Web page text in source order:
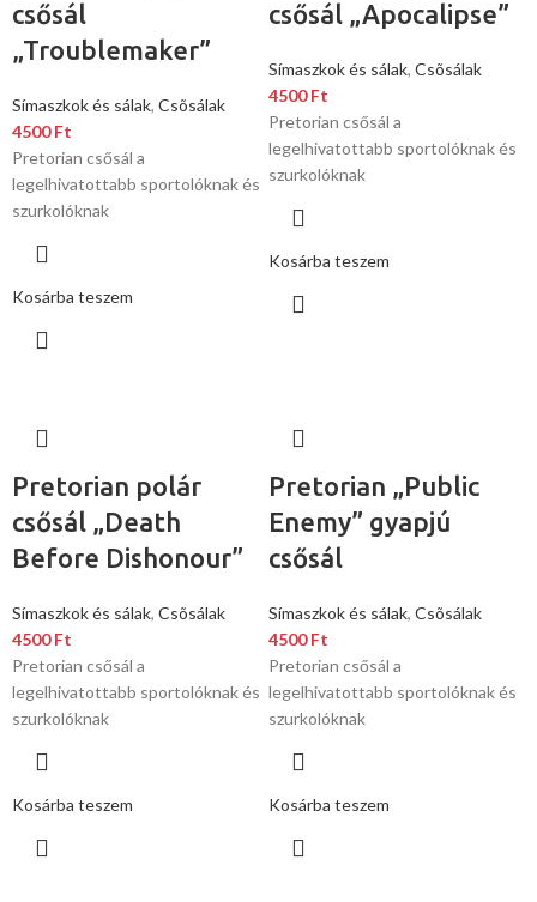
csősál
„Troublemaker”
Símaszkok és sálak, Csõsálak
4500Ft
Pretorian csősál a
legelhivatottabb sportolóknak és
szurkolóknak
Kosárba teszem
csősál „Apocalipse”
Símaszkok és sálak, Csõsálak
4500Ft
Pretorian csősál a
legelhivatottabb sportolóknak és
szurkolóknak
Kosárba teszem
Pretorian polár
csősál „Death
Before Dishonour”
Símaszkok és sálak, Csõsálak
4500Ft
Pretorian csősál a
legelhivatottabb sportolóknak és
szurkolóknak
Kosárba teszem
Pretorian „Public
Enemy” gyapjú
csősál
Símaszkok és sálak, Csõsálak
4500Ft
Pretorian csősál a
legelhivatottabb sportolóknak és
szurkolóknak
Kosárba teszem